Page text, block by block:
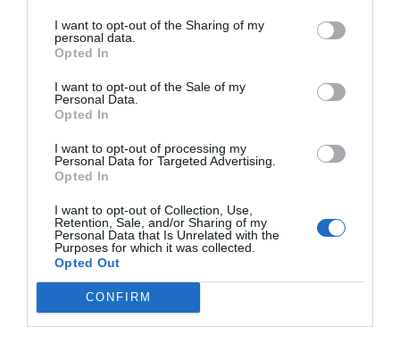
I want to opt-out of the Sharing of my
personal data.
Opted In
I want to opt-out of the Sale of my
Personal Data.
Opted In
I want to opt-out of processing my
Personal Data for Targeted Advertising.
Opted In
I want to opt-out of Collection, Use,
Retention, Sale, and/or Sharing of my
Personal Data that Is Unrelated with the
Purposes for which it was collected.
Opted Out
CONFIRM
ZAS DESDE 1999
Casi 3 décadas vistiendo almas libres con piezas
auténticas traídas directamente de origen.
4,7/5 · 1.198 valoraciones